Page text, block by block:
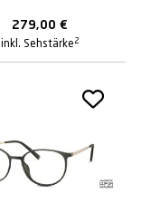
279,00 €
inkl. Sehstärke 2